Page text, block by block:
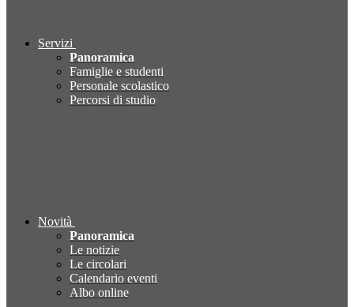
Servizi
Panoramica
Famiglie e studenti
Personale scolastico
Percorsi di studio
Novità
Panoramica
Le notizie
Le circolari
Calendario eventi
Albo online